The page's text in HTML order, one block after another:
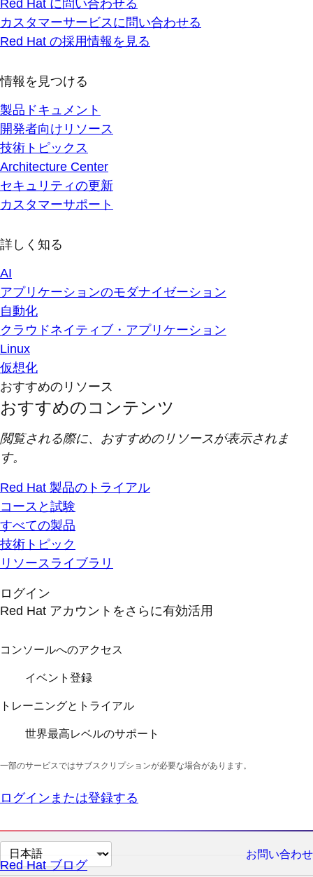
Red Hat に問い合わせる
カスタマーサービスに問い合わせる
Red Hat の採用情報を見る
情報を見つける
製品ドキュメント
開発者向けリソース
技術トピックス
Architecture Center
セキュリティの更新
カスタマーサポート
詳しく知る
AI
アプリケーションのモダナイゼーション
自動化
クラウドネイティブ・アプリケーション
Linux
仮想化
おすすめのリソース
おすすめのコンテンツ
閲覧される際に、おすすめのリソースが表示されま
す。
Red Hat 製品のトライアル
コースと試験
すべての製品
技術トピック
リソースライブラリ
ログイン
Red Hat アカウントをさらに有効活用
コンソールへのアクセス
イベント登録
トレーニングとトライアル
世界最高レベルのサポート
一部のサービスではサブスクリプションが必要な場合があります。
ログインまたは登録する
ペ
ー
お問い合わせ
Red Hat ブログ